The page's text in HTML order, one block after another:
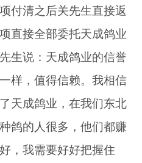
付清之后关先生直接返
直接全部委托天成鸽业
生说：天成鸽业的信誉
样，值得信赖。我相信
天成鸽业，在我们东北
鸽的人很多，他们都赚
，我需要好好把握住